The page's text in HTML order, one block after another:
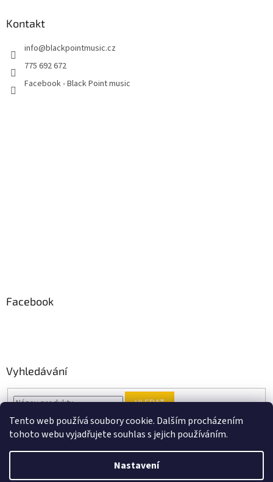
Tento web používá soubory cookie. Dalším procházením
tohoto webu vyjadřujete souhlas s jejich používáním.
Nastavení
Kontakt
info@blackpointmusic.cz
775 692 672
Facebook - Black Point music
Facebook
Vyhledávání
HLEDAT